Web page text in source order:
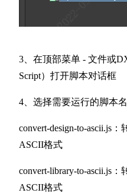
3、在顶部菜单 - 文件或
Script）打开脚本对话框
4、选择需要运行的脚本
convert-design-to-ascii.js
ASCII格式
convert-library-to-ascii.js
ASCII格式